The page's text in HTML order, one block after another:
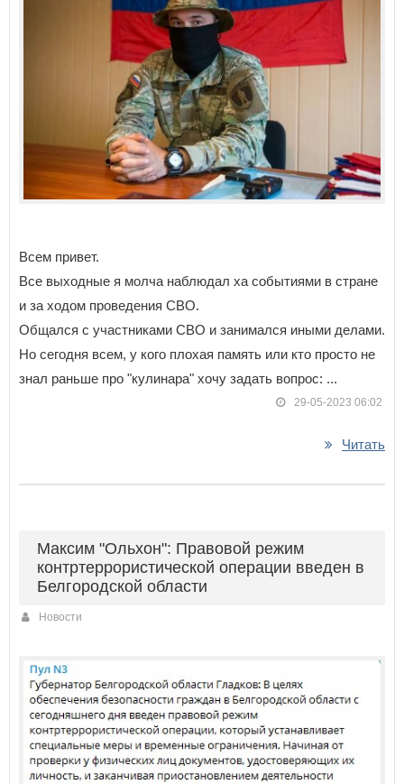
Всем привет.
Все выходные я молча наблюдал ха событиями в стране
и за ходом проведения СВО.
Общался с участниками СВО и занимался иными делами.
Но сегодня всем, у кого плохая память или кто просто не
знал раньше про "кулинара" хочу задать вопрос: ...
29-05-2023 06:02
Читать
Максим "Ольхон": Правовой режим
контртеррористической операции введен в
Белгородской области
Новости